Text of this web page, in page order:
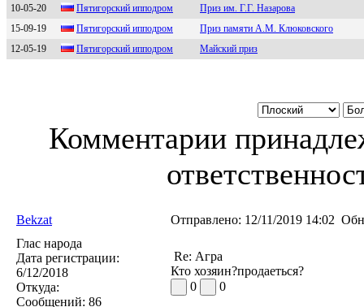
10-05-20 Пятигоpский ипподpом
Приз им. Г.Г. Назарова
15-09-19
Пятигоpский ипподpом
Приз памяти А.М. Клюковского
12-05-19
Пятигoрcкий иппoдрoм Майский приз
Комментарии
Bekzat Отправлено: 12/11/2019 14:02
Глас народа
Дата регистрации:
6/12/2018
Откуда:
Сообщений: 86
Re: Агра
Кто хозяин?продаеться?
0
0